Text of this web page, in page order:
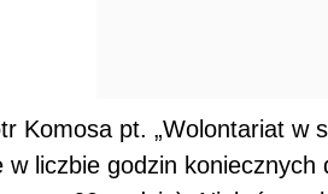
Komosa pt. „Wolontariat w
w liczbie godzin